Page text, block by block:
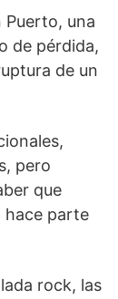
Puerto, una
de pérdida,
de un
pero
que
hace parte
rock, las